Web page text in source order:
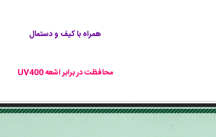
همراه با كيف و دستمال
محافظت در برابر اشعه‌ UV400